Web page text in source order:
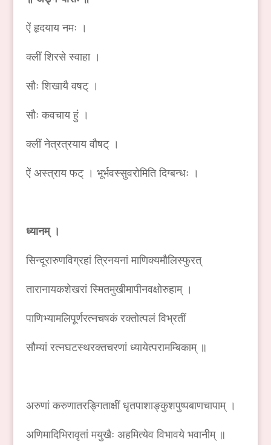
ऐं हृदयाय नमः ।
क्लीं शिरसे स्वाहा ।
सौः शिखायै वषट् ।
सौः कवचाय हुं ।
क्लीं नेत्रत्रयाय वौषट् ।
ऐं अस्त्राय फट् । भूर्भवस्सुवरोमिति दिग्बन्धः ।
ध्यानम् ।
सिन्दूरारुणविग्रहां त्रिनयनां माणिक्यमौलिस्फुरत्
तारानायकशेखरां स्मितमुखीमापीनवक्षोरुहाम् ।
पाणिभ्यामलिपूर्णरत्नचषकं रक्तोत्पलं विभ्रतीं
सौम्यां रत्नघटस्थरक्तचरणां ध्यायेत्परामम्बिकाम् ॥
अरुणां करुणातरङ्गिताक्षीं धृतपाशाङ्कुशपुष्पबाणचापाम् ।
अणिमादिभिरावृतां मयुखैः अहमित्येव विभावये भवानीम् ॥